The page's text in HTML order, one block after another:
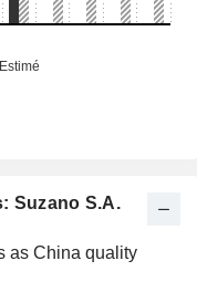
Suzano S.A.
as China quality